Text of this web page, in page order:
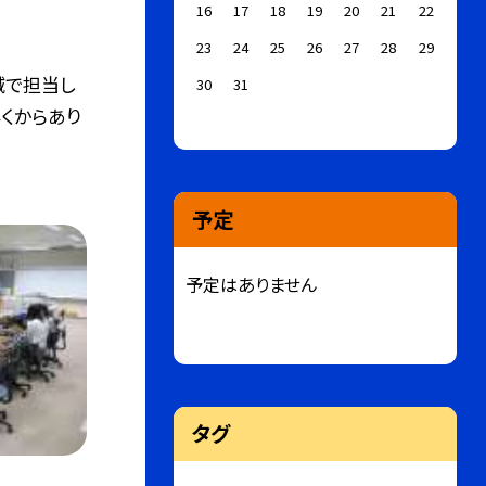
で担当し
からあり
16 17 18 19 20 21
22
23
24 25 26 27 28
29
30
31
予定
予定はありません
タグ